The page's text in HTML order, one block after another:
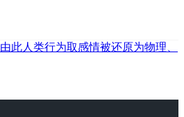
由此人类行为取感情被还原为物理、